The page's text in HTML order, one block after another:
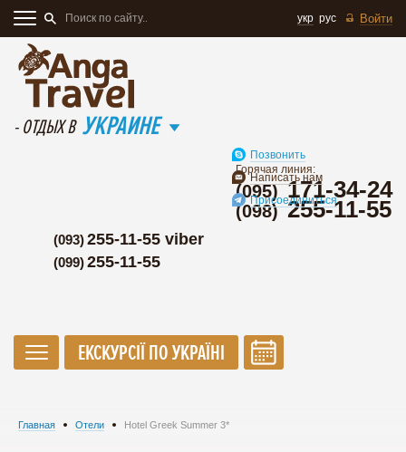
Войти
укр рус
- ОТДЫХ В УКРАИНЕ
Горячая линия:
(095)171-34-24
(098)255-11-55
(093)255-11-55 viber
(099)255-11-55
Позвонить
Написать нам
Присоединиться
ЕКСКУРСІЇ ПО УКРАЇНІ
Главная Отели Hotel Greek Summer 3*